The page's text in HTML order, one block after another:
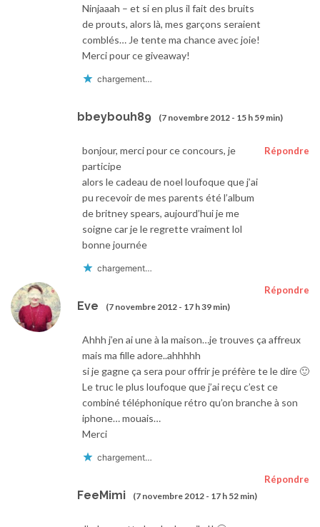
Ninjaaah – et si en plus il fait des bruits
de prouts, alors là, mes garçons seraient
comblés… Je tente ma chance avec joie!
Merci pour ce giveaway!
chargement…
bbeybouh89 (7 novembre 2012 - 15 h 59 min)
Répondre
bonjour, merci pour ce concours, je
participe
alors le cadeau de noel loufoque que j’ai
pu recevoir de mes parents été l’album
de britney spears, aujourd’hui je me
soigne car je le regrette vraiment lol
bonne journée
chargement…
Eve (7 novembre 2012 - 17 h 39 min)
Répondre
Ahhh j’en ai une à la maison…je trouves ça affreux
mais ma fille adore..ahhhhh
si je gagne ça sera pour offrir je préfère te le dire 🙂
Le truc le plus loufoque que j’ai reçu c’est ce
combiné téléphonique rétro qu’on branche à son
iphone… mouais…
Merci
chargement…
FeeMimi (7 novembre 2012 - 17 h 52 min)
Répondre